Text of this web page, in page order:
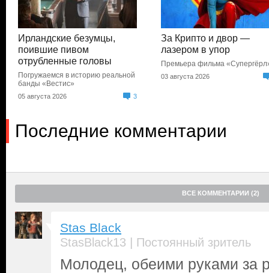
Ирландские безумцы,
поившие пивом
отрубленные головы
Погружаемся в историю реальной
банды «Вестис»
05 августа 2026 3
За Крипто и двор —
лазером в упор
Премьера фильма
03 августа 2026
Последние комментарии
ВСЕ КОММЕНТАРИИ (2)
Stas Black
StasBlack13 | Постоянный зритель
Молодец, обеими руками за